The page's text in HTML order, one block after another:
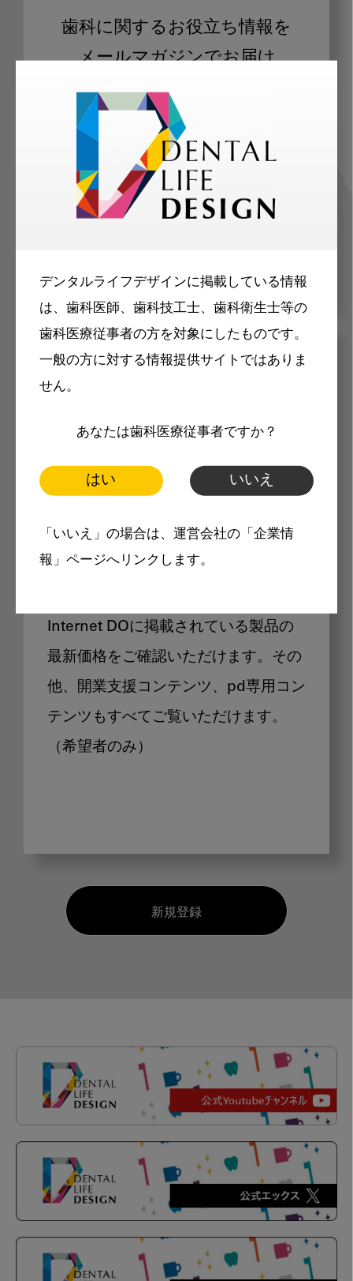
デンタルライフデザインに掲載している情報
は、歯科医師、歯科技工士、歯科衛生士等の
歯科医療従事者の方を対象にしたものです。
一般の方に対する情報提供サイトではありま
せん。
あなたは歯科医療従事者ですか？
はい いいえ
「いいえ」の場合は、運営会社の「企業情
報」ページへリンクします。
歯科に関するお役立ち情報を
メールマガジンでお届け
ご登録いただいた職種（歯科医師、歯
科衛生士、歯科技工士）に合わせた内
容のメールマガジンをお届けします。
メリット
製品価格も閲覧可能
Internet DOに掲載されている製品の
最新価格をご確認いただけます。その
他、開業支援コンテンツ、pd専用コン
テンツもすべてご覧いただけます。
（希望者のみ）
新規登録